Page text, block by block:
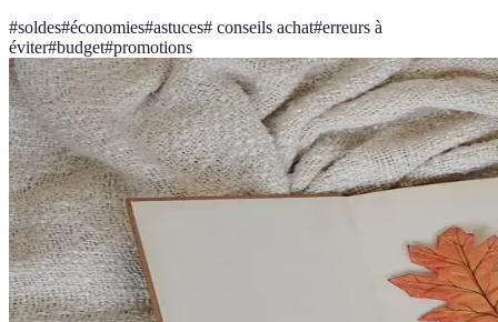
#soldes#économies#astuces# conseils achat#erreurs à
éviter#budget#promotions